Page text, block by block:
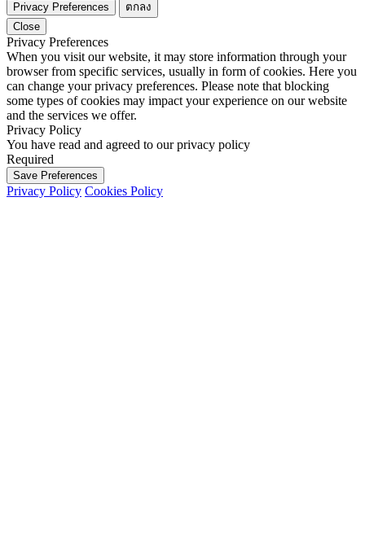
Privacy Preferences
ตกลง
Close
Privacy Preferences
When you visit our website, it may store information through your
browser from specific services, usually in form of cookies. Here you
can change your privacy preferences. Please note that blocking
some types of cookies may impact your experience on our website
and the services we offer.
Privacy Policy
You have read and agreed to our privacy policy
Required
Save Preferences
Privacy Policy Cookies Policy